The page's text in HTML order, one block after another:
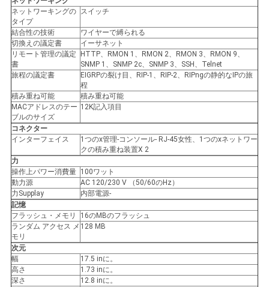
ネットワーキングの
タイプ
スイッチ
結合性の技術
ワイヤーで縛られる
切換えの議定書
イーサネット
リモート管理の議定
書
HTTP、RMON 1、RMON 2、RMON 3、RMON 9、
SNMP 1、SNMP 2c、SNMP 3、SSH、Telnet
旅程の議定書
EIGRPの裂け目、RIP-1、RIP-2、RIPngの静的なIPの旅
程
積み重ね可能
積み重ね可能
MACアドレスのテー
ブルのサイズ
12K記入項目
コネクター
インターフェイス
1つのx管理-コンソール- RJ-45女性、1つのxネットワー
クの積み重ね装置X 2
力
操作上パワー消費量 100ワット
動力源
AC 120/230 V （50/60のHz）
力Supplay
内部電源-
記憶
フラッシュ・メモリ
16のMBのフラッシュ
ランダム アクセス メ
モリ
128 MB
次元
幅
17.5 inに。
高さ
1.73 inに。
深さ
12.8 inに。